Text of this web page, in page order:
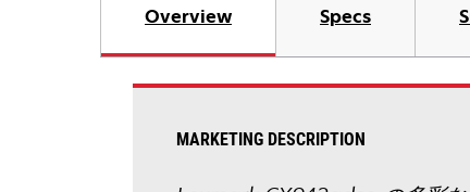
Overview
Specs
MARKETING DESCRIPTION